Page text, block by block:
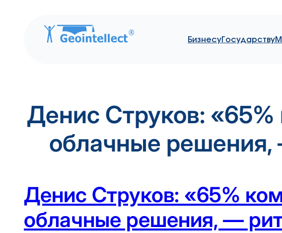
содержимому
БизнесуГосударству
Денис Струков:
облачные
Денис Струков: «65%
облачные решения, —